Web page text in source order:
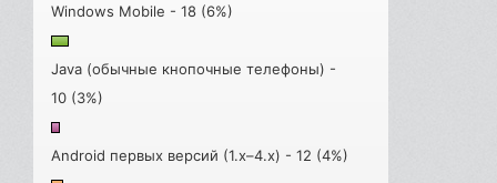
Windows Mobile - 18 (6%)
Java (обычные кнопочные телефоны) -
10 (3%)
Android первых версий (1.x–4.x) - 12 (4%)